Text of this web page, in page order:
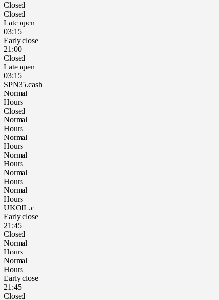
Closed
Closed
Late open
03:15
Early close
21:00
Closed
Late open
03:15
SPN35.cash
Normal
Hours
Closed
Normal
Hours
Normal
Hours
Normal
Hours
Normal
Hours
Normal
Hours
UKOIL.c
Early close
21:45
Closed
Normal
Hours
Normal
Hours
Early close
21:45
Closed